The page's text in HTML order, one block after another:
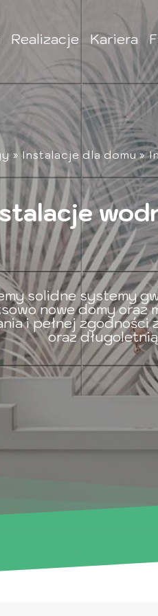
Realizacje Kariera
»Instalacje dla domu»
solidne systemy
nowe domy oraz
i pełnej
oraz